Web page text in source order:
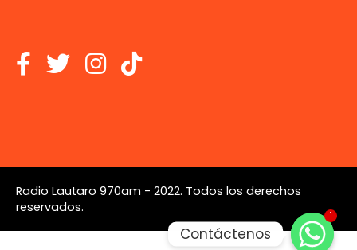
Radio Lautaro 970am - 2022. Todos los derechos
reservados.
1
Contáctenos